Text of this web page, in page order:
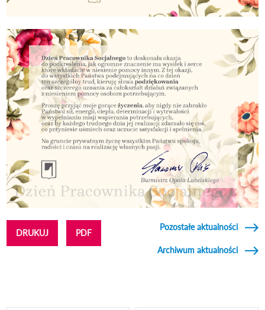
DRUKUJ PDF
Pozostałe aktualności
Archiwum aktualności